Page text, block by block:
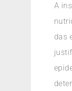
A
das